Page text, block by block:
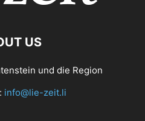
US
und die Region
info@lie-zeit.li